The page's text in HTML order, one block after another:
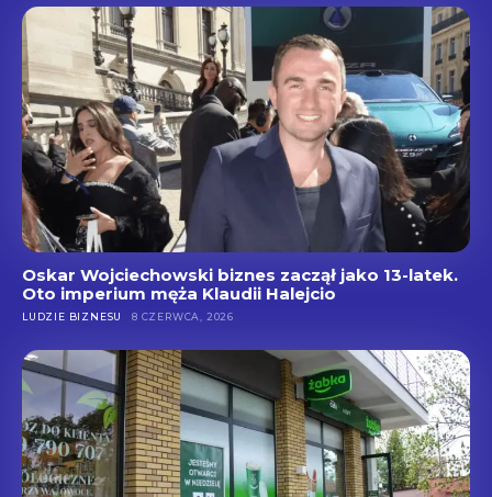
Oskar Wojciechowski biznes zaczął jako 13-latek.
Oto imperium męża Klaudii Halejcio
LUDZIE BIZNESU 8 CZERWCA, 2026